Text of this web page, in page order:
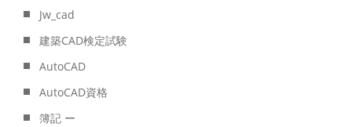
Jw_cad
建築CAD検定試験
AutoCAD
AutoCAD資格
簿記 ー